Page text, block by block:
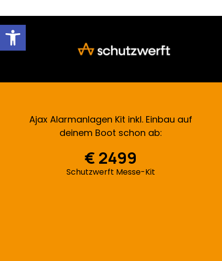
Open toolbar
Ajax Alarmanlagen Kit inkl. Einbau auf
deinem Boot schon ab:
€ 2499
Schutzwerft Messe-Kit